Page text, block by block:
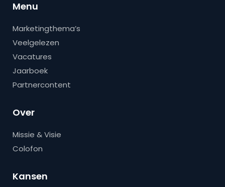
Menu
Marketingthema’s
Veelgelezen
Vacatures
Jaarboek
Partnercontent
Over
Missie & Visie
Colofon
Kansen